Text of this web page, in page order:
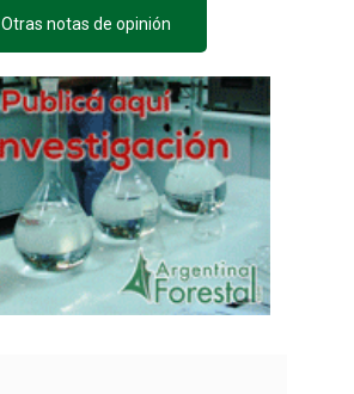
Otras notas de opinión